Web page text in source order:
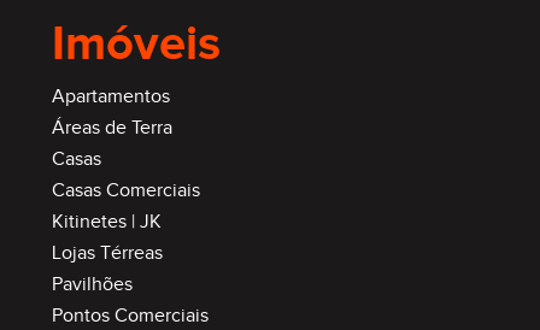
Imóveis
Apartamentos
Áreas de Terra
Casas
Casas Comerciais
Kitinetes | JK
Lojas Térreas
Pavilhões
Pontos Comerciais